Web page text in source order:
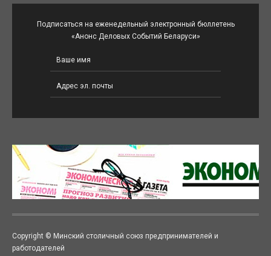
Подписаться на еженедельный электронный бюллетень
«Анонс Деловых Событий Беларуси»
Copyright © Минский столичный союз предпринимателей и
работодателей